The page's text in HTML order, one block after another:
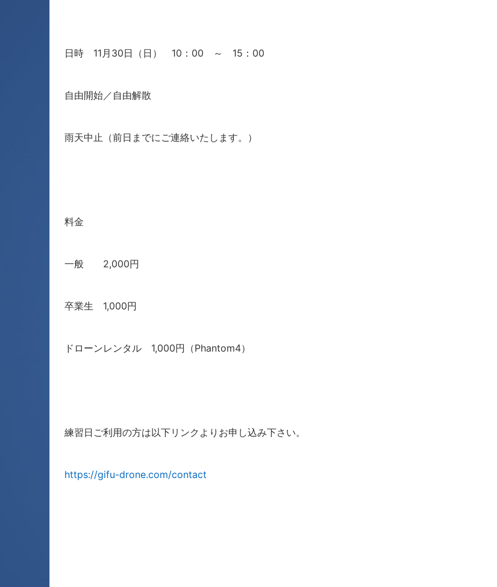
日時 11月30日（日） 10：00 ～ 15：00
自由開始／自由解散
雨天中止（前日までにご連絡いたします。）
料金
一般 2,000円
卒業生 1,000円
ドローンレンタル 1,000円（Phantom4）
練習日ご利用の方は以下リンクよりお申し込み下さい。
https://gifu-drone.com/contact